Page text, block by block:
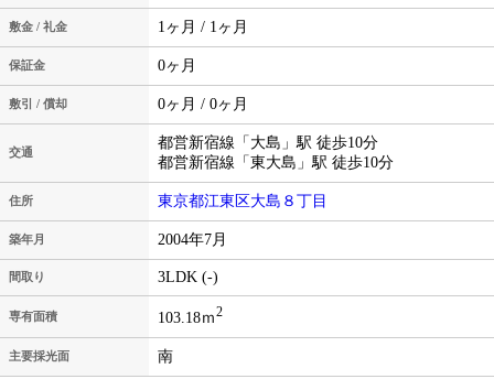
敷金 / 礼金 1ヶ月 / 1ヶ月
保証金 0ヶ月
敷引 / 償却 0ヶ月 / 0ヶ月
交通
都営新宿線「大島」駅 徒歩10分
都営新宿線「東大島」駅 徒歩10分
住所 東京都江東区大島８丁目
築年月 2004年7月
間取り 3LDK (-)
専有面積 103.18ｍ2
主要採光面 南